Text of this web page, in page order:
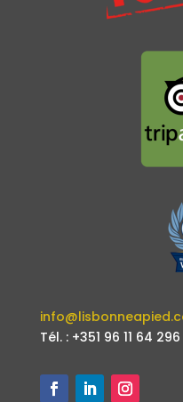
Tél. : +351 96 11 64 296